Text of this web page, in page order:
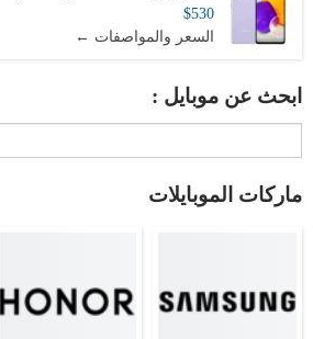
$530
السعر والمواصفات ←
ابحث عن موبايل :
ماركات الموبايلات